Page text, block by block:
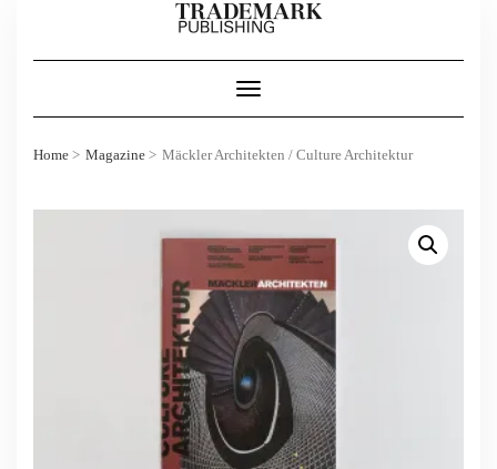
Toggle Navigation
Home Magazine Mäckler Architekten / Culture Architektur